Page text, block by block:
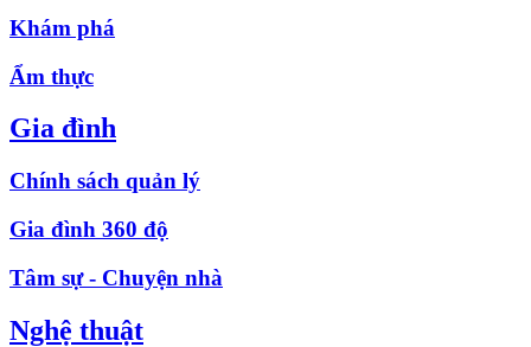
Khám phá
Ẩm thực
Gia đình
Chính sách quản lý
Gia đình 360 độ
Tâm sự - Chuyện nhà
Nghệ thuật